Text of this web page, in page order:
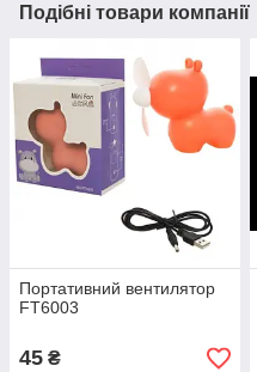
Подібні товари компанії
Портативний вентилятор
FT6003
45 ₴